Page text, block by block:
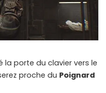
la porte du clavier vers le
proche du Poignard